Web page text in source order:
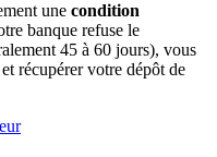
une condition
banque refuse le
45 à 60 jours), vous
récupérer votre dépôt de